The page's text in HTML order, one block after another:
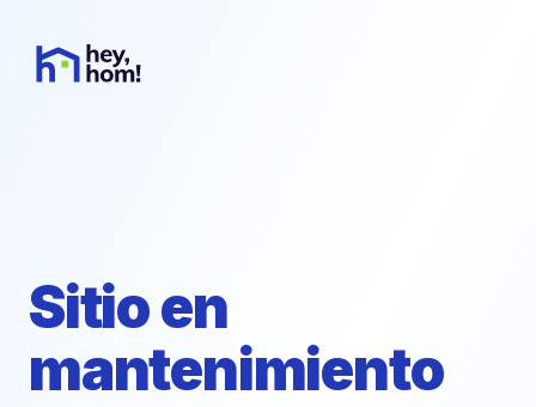
Sitio en
mantenimiento